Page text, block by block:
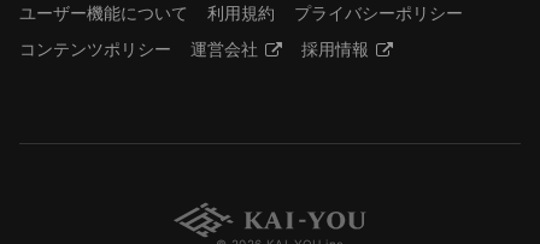
ユーザー機能について
利用規約
プライバシーポリシー
コンテンツポリシー
運営会社 採用情報